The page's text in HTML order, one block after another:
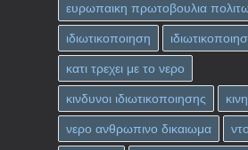
ευρωπαικη πρωτοβουλια
ιδιωτικοποιηση
κατι τρεχει με το νερο
κινδυνοι ιδιωτικοποιησης
νερο ανθρωπινο δικαιωμα